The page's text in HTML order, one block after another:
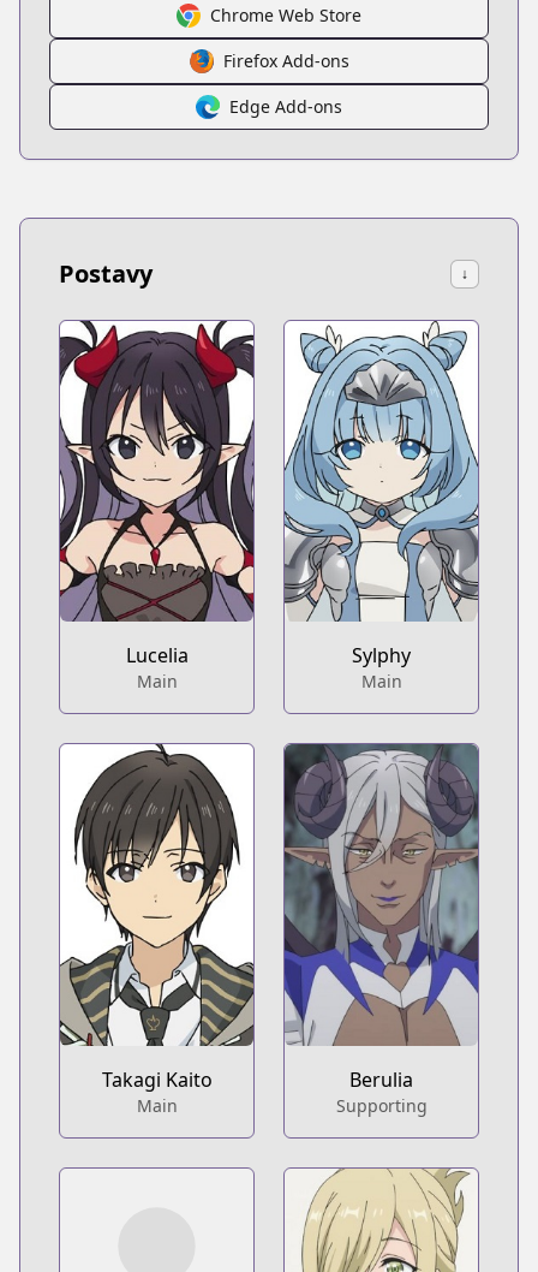
Chrome Web Store
Firefox Add-ons
Edge Add-ons
Postavy ↓
Lucelia
Main
Sylphy
Main
Takagi Kaito
Main
Berulia
Supporting